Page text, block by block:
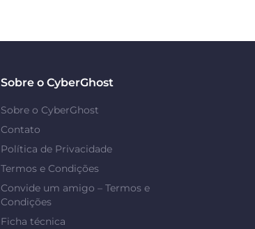
Sobre o CyberGhost
Sobre o CyberGhost
Contato
Política de Privacidade
Termos e Condições
Convide um amigo – Termos e
Condições
Ficha técnica